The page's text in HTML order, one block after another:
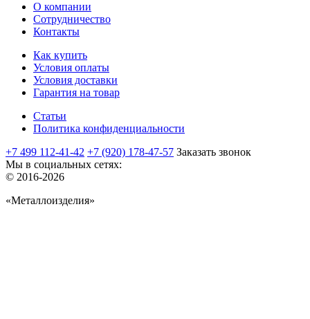
О компании
Сотрудничество
Контакты
Как купить
Условия оплаты
Условия доставки
Гарантия на товар
Статьи
Политика конфиденциальности
+7 499 112-41-42 +7 (920) 178-47-57 Заказать звонок
Мы в социальных сетях:
© 2016-2026
«Металлоизделия»